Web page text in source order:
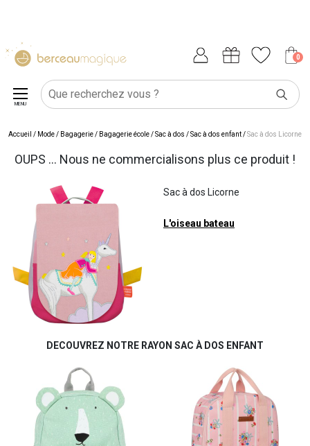
0
MENU
Accueil / Mode / Bagagerie/ Bagagerie école/Sac à dos /Sac à dos enfant/Sac à dos Licorne
OUPS ... Nous ne commercialisons plus ce produit !
Sac à dos Licorne
L'oiseau bateau
DECOUVREZ NOTRE RAYON SAC À DOS ENFANT